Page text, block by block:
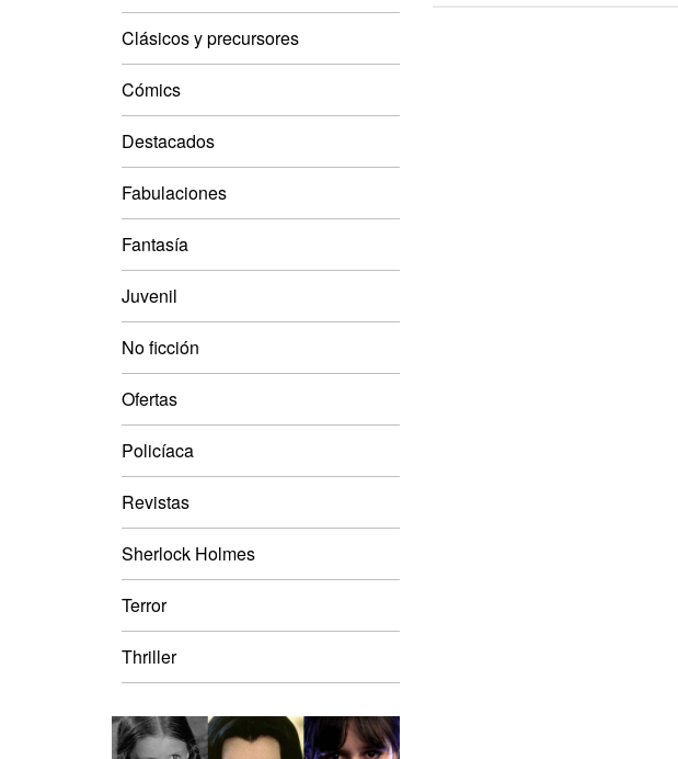
Clásicos y precursores
Cómics
Destacados
Fabulaciones
Fantasía
Juvenil
No ficción
Ofertas
Policíaca
Revistas
Sherlock Holmes
Terror
Thriller